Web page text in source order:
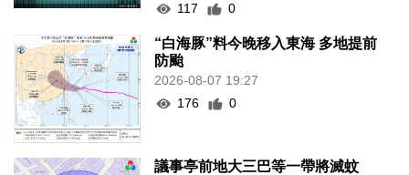
117
0
“白海豚”料今晚移入東海 多地提前
防颱
2026-08-07 19:27
176
0
議事亭前地大三巴等一帶將滅蚊